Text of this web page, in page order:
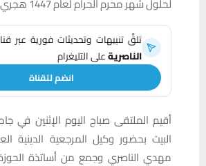
لحلول شهر محرم الحرام لعام 1447 هجري.
تلقَّ تنبيهات وتحديثات فورية عبر
الناصريةعلى التليغرام
انضم للقناة
أقيم الملتقى صباح اليوم الإثنين في
البيت بحضور وكيل المرجعية الدينية
مهدي الناصري وجمع من أساتذة